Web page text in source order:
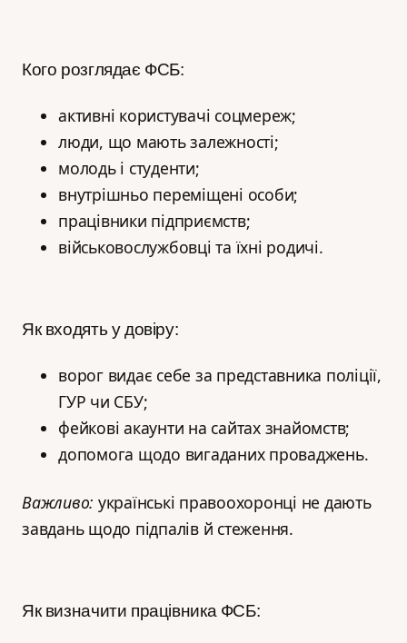
Кого розглядає ФСБ:
активні користувачі соцмереж;
люди, що мають залежності;
молодь і студенти;
внутрішньо переміщені особи;
працівники підприємств;
військовослужбовці та їхні родичі.
Як входять у довіру:
ворог видає себе за представника поліції,
ГУР чи СБУ;
фейкові акаунти на сайтах знайомств;
допомога щодо вигаданих проваджень.
Важливо: українські правоохоронці не дають
завдань щодо підпалів й стеження.
Як визначити працівника ФСБ: